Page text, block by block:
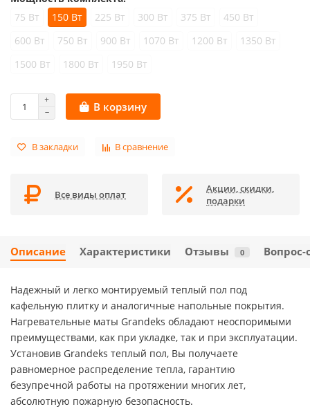
75 Вт
150 Вт 225 Вт 300 Вт 375 Вт
450 Вт
600 Вт
750 Вт 900 Вт 1070 Вт 1200 Вт
1350 Вт
1500 Вт
1800 Вт 1950 Вт
В корзину
В закладки В сравнение
Все виды оплат
Акции, скидки,
подарки
Описание Характеристики Отзывы 0 Вопрос-
Надежный и легко монтируемый теплый пол под
кафельную плитку и аналогичные напольные покрытия.
Нагревательные маты Grandeks обладают неоспоримыми
преимуществами, как при укладке, так и при эксплуатации.
Установив Grandeks теплый пол, Вы получаете
равномерное распределение тепла, гарантию
безупречной работы на протяжении многих лет,
абсолютную пожарную безопасность.